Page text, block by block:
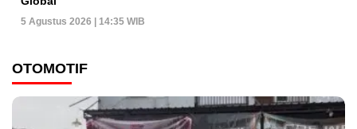
5 Agustus 2026 | 14:35 WIB
OTOMOTIF